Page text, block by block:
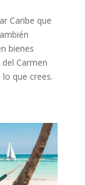
Caribe que
bienes
Carmen
que crees.